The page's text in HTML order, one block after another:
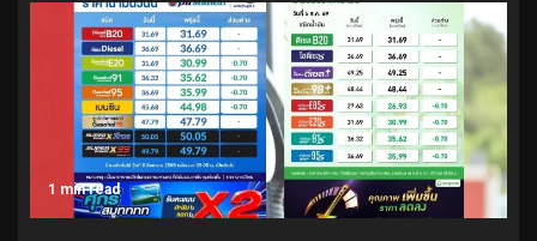
1 min read